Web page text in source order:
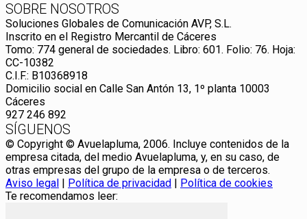
SOBRE NOSOTROS
Soluciones Globales de Comunicación AVP, S.L.
Inscrito en el Registro Mercantil de Cáceres
Tomo: 774 general de sociedades. Libro: 601. Folio: 76. Hoja:
CC-10382
C.I.F.: B10368918
Domicilio social en Calle San Antón 13, 1º planta 10003
Cáceres
927 246 892
SÍGUENOS
© Copyright © Avuelapluma, 2006. Incluye contenidos de la
empresa citada, del medio Avuelapluma, y, en su caso, de
otras empresas del grupo de la empresa o de terceros.
Aviso legal
Política de privacidad
Política de cookies
Te recomendamos leer: